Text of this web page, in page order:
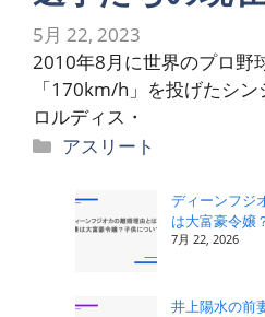
5月 22, 2023
2010年8月に世界のプロ野
「170km/h」を投げたシ
ロルディス・
カ
ゴ
リ
アスリート
ディーンフジ
は大富豪令嬢
7月 22, 2026
井上陽水の前